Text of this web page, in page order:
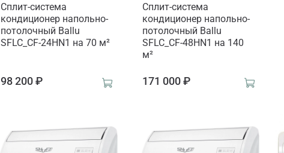
Сплит-система
кондиционер напольно-
потолочный Ballu
SFLC_CF-24HN1 на 70 м²
98 200 ₽
Сплит-система
кондиционер напольно-
потолочный Ballu
SFLC_CF-48HN1 на 140
м²
171 000 ₽